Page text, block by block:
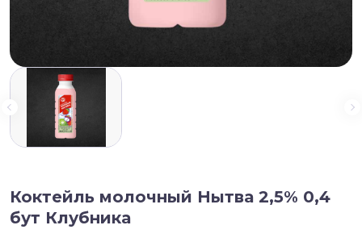
Коктейль молочный Нытва 2,5% 0,4
бут Клубника